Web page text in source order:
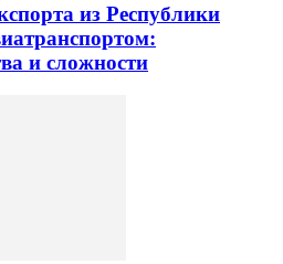
из Республики
и сложности